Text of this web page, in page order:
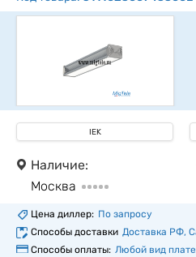
IEK
Наличие:
Москва
Цена диллер: По запросу
Способы доставки Доставка РФ,
Способы оплаты: Любой вид